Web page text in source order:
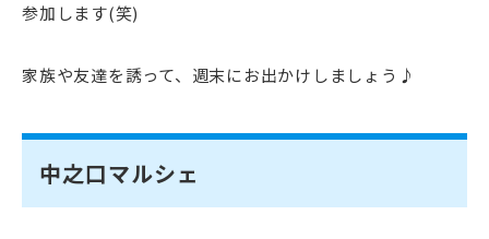
参加します(笑)
家族や友達を誘って、週末にお出かけしましょう♪
中之口マルシェ